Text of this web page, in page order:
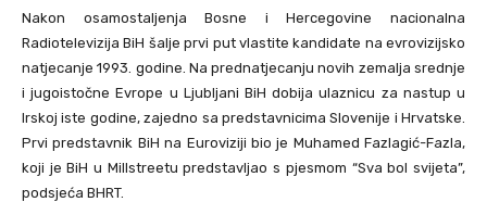
Nakon osamostaljenja Bosne i Hercegovine nacionalna
Radiotelevizija BiH šalje prvi put vlastite kandidate na evrovizijsko
natjecanje 1993. godine. Na prednatjecanju novih zemalja srednje
i jugoistočne Evrope u Ljubljani BiH dobija ulaznicu za nastup u
Irskoj iste godine, zajedno sa predstavnicima Slovenije i Hrvatske.
Prvi predstavnik BiH na Euroviziji bio je Muhamed Fazlagić-Fazla,
koji je BiH u Millstreetu predstavljao s pjesmom “Sva bol svijeta”,
podsjeća BHRT.